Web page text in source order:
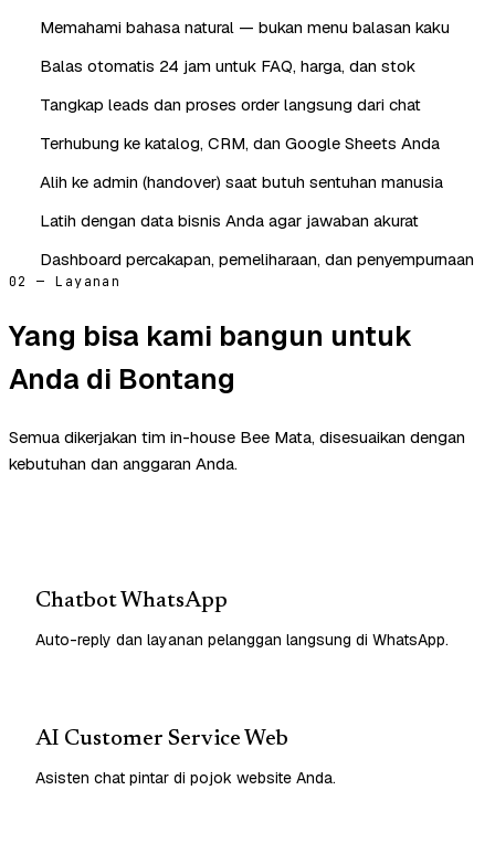
Memahami bahasa natural — bukan menu balasan kaku
Balas otomatis 24 jam untuk FAQ, harga, dan stok
Tangkap leads dan proses order langsung dari chat
Terhubung ke katalog, CRM, dan Google Sheets Anda
Alih ke admin (handover) saat butuh sentuhan manusia
Latih dengan data bisnis Anda agar jawaban akurat
Dashboard percakapan, pemeliharaan, dan penyempurnaan
02 — Layanan
Yang bisa kami bangun untuk
Anda di Bontang
Semua dikerjakan tim in-house Bee Mata, disesuaikan dengan
kebutuhan dan anggaran Anda.
Chatbot WhatsApp
Auto-reply dan layanan pelanggan langsung di WhatsApp.
AI Customer Service Web
Asisten chat pintar di pojok website Anda.